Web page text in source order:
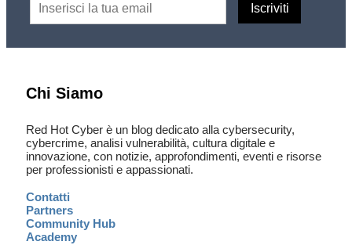
Chi Siamo
Red Hot Cyber è un blog dedicato alla cybersecurity,
cybercrime, analisi vulnerabilità, cultura digitale e
innovazione, con notizie, approfondimenti, eventi e risorse
per professionisti e appassionati.
Contatti
Partners
Community Hub
Academy